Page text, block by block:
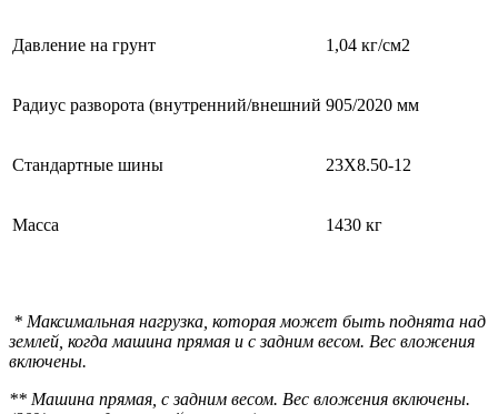
Давление на грунт 1,04 кг/см2
Радиус разворота (внутренний/внешний 905/2020 мм
Стандартные шины 23X8.50-12
Масса 1430 кг
* Максимальная нагрузка, которая может быть поднята над
землей, когда машина прямая и с задним весом. Вес вложения
включены.
** Машина прямая, с задним весом. Вес вложения включены.